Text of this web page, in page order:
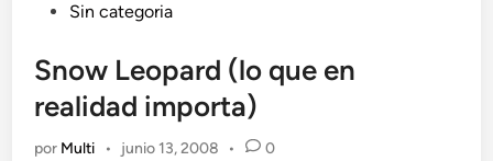
Sin categoria
Snow Leopard (lo que en
realidad importa)
por Multi • junio 13, 2008 • 0